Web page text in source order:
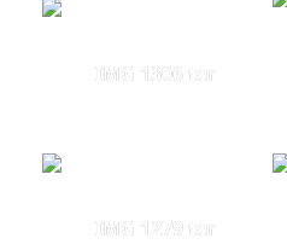
IMG 1306 ter
IMG 1279 ter